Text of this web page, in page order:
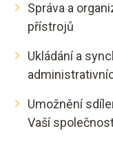
Správa a
přístrojů
Ukládání a
Umožnění
Vaší